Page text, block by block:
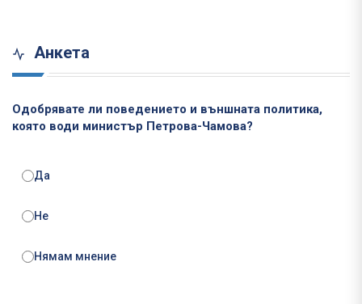
Анкета
Одобрявате ли поведението и външната политика,
която води министър Петрова-Чамова?
Да
Не
Нямам мнение